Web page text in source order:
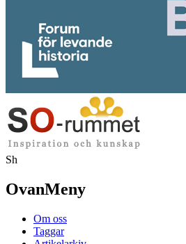
Sh
OvanMeny
Om oss
Taggar